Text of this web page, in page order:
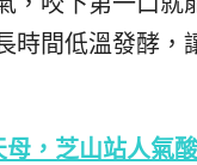
時間低溫發酵，
母，芝山站人氣